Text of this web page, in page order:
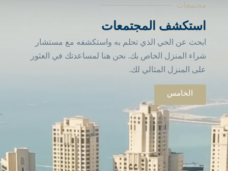
مجتمعات
استكشف المجتمعات
ابحث عن الحي الذي تحلم به واستكشفه مع مستشار
شراء المنزل الخاص بك. نحن هنا لمساعدتك في العثور
على المنزل المثالي لك.
الخامس